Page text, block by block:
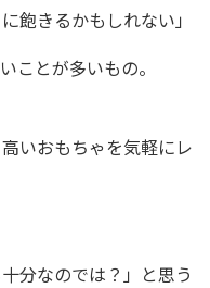
飽きるかもしれない」
ことが多いもの。
いおもちゃを気軽にレ
分なのでは？」と思う